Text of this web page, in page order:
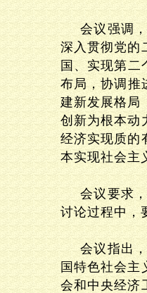
会议强调
深入贯彻党的
国、实现第二
布局，协调推
建新发展格局
创新为根本动
经济实现质的
本实现社会主
会议要求
讨论过程中，
会议指出
国特色社会主
会和中央经济